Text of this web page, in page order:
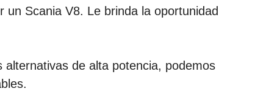
Scania V8. Le brinda la oportunidad
de alta potencia, podemos